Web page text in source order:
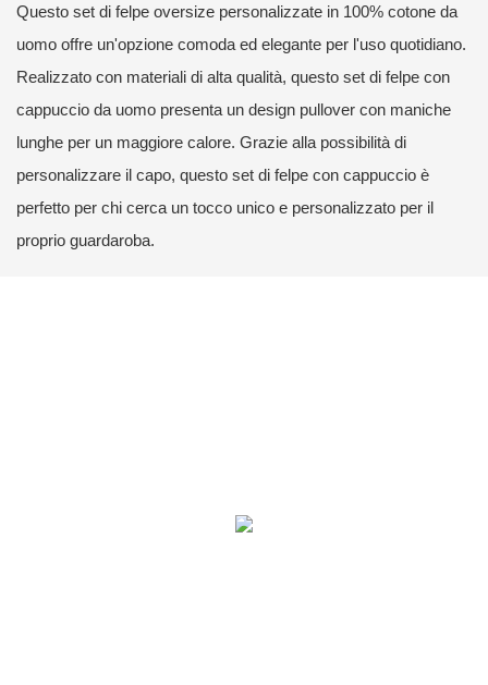
Questo set di felpe oversize personalizzate in 100% cotone da
uomo offre un'opzione comoda ed elegante per l'uso quotidiano.
Realizzato con materiali di alta qualità, questo set di felpe con
cappuccio da uomo presenta un design pullover con maniche
lunghe per un maggiore calore. Grazie alla possibilità di
personalizzare il capo, questo set di felpe con cappuccio è
perfetto per chi cerca un tocco unico e personalizzato per il
proprio guardaroba.